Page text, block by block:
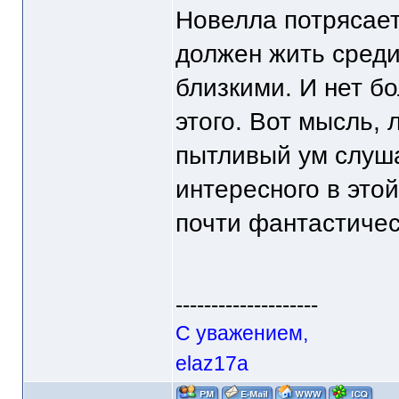
Новелла
должен жить
близкими. И нет
этого. Вот мысль,
пытливый ум
интересного в
почти
--------------------
С уважением,
elaz17a